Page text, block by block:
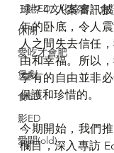
《港ED文化協會》會
休閒
愛吃才會肥
煲劇
食ED
影ED
愛聞(old)
球？47人案審訊
年的卧底，令人
人之間失去信任
由和幸福。所以
享有的自由並非
保護和珍惜的。
今期開始，我們
欄目，深入專訪